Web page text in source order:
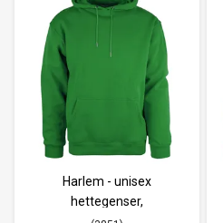
Harlem - unisex
hettegenser,